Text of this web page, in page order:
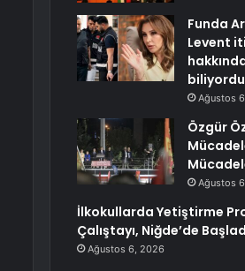
Funda
Levent
Ağustos
Özgür
Ağustos
İlkokullarda Yetiştirme
Çalıştayı, Niğde’de
Ağustos 6, 2026